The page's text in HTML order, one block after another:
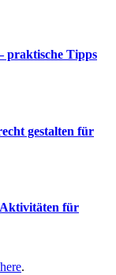
praktische Tipps
gestalten für
Aktivitäten für
.